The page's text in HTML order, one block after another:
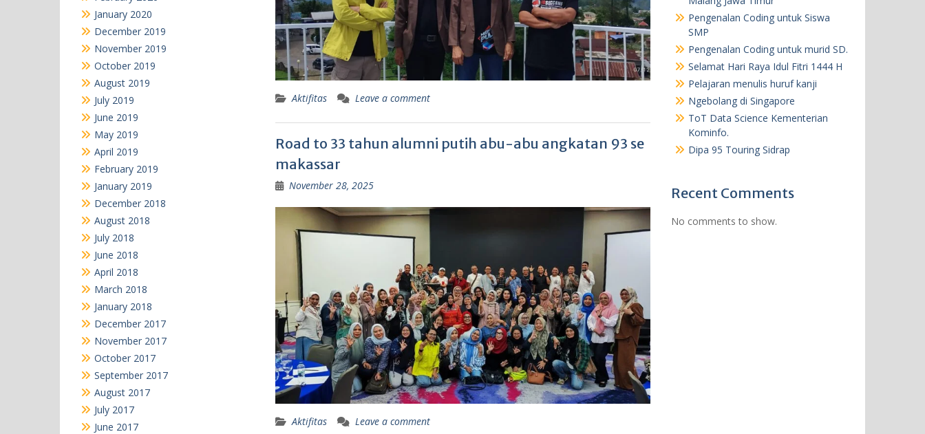
Aktifitas Leave a comment
Road to 33 tahun alumni putih abu-abu angkatan 93 se
makassar
November 28, 2025
Aktifitas Leave a comment
Pengenalan Coding untuk Siswa
SMP
Pengenalan Coding untuk murid SD.
Selamat Hari Raya Idul Fitri 1444 H
Pelajaran menulis huruf kanji
Ngebolang di Singapore
ToT Data Science Kementerian
Kominfo.
Dipa 95 Touring Sidrap
Recent Comments
No comments to show.
January 2020
December 2019
November 2019
October 2019
August 2019
July 2019
June 2019
May 2019
April 2019
February 2019
January 2019
December 2018
August 2018
July 2018
June 2018
April 2018
March 2018
January 2018
December 2017
November 2017
October 2017
September 2017
August 2017
July 2017
June 2017